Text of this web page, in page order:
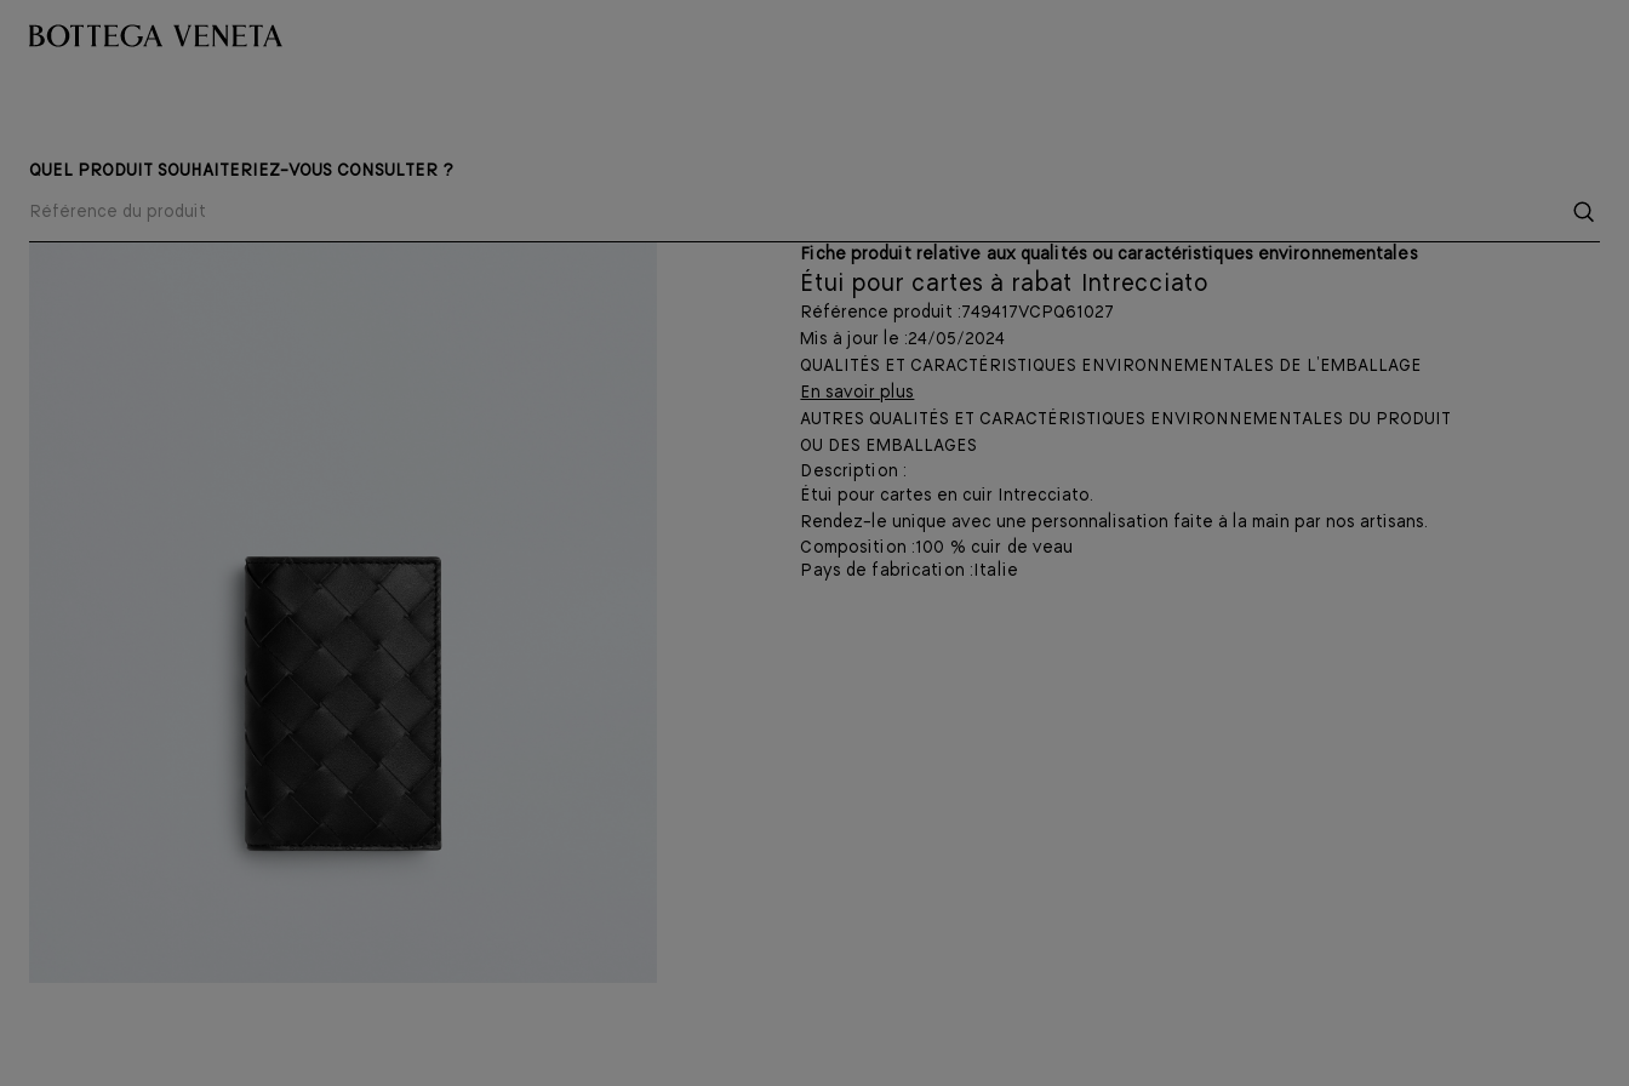
QUEL PRODUIT SOUHAITERIEZ-VOUS CONSULTER ?
Fiche produit relative aux qualités ou caractéristiques environnementales
Étui pour cartes à rabat Intrecciato
Référence produit : 749417VCPQ61027
Mis à jour le :24/05/2024
QUALITÉS ET CARACTÉRISTIQUES ENVIRONNEMENTALES DE L’EMBALLAGE
En savoir plus
AUTRES QUALITÉS ET CARACTÉRISTIQUES ENVIRONNEMENTALES DU PRODUIT
OU DES EMBALLAGES
Description :
Étui pour cartes en cuir Intrecciato.
Rendez-le unique avec une personnalisation faite à la main par nos artisans.
Composition :100 % cuir de veau
Pays de fabrication : Italie